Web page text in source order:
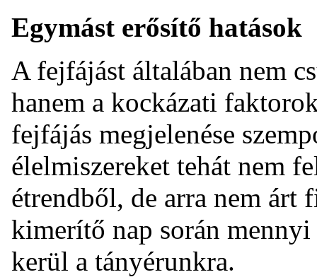
Egymást erősítő hatások
A fejfájást általában nem
hanem a kockázati
fejfájás megjelenése
élelmiszereket tehát nem
étrendből, de arra nem árt
kimerítő nap során
kerül a tányérunkra.